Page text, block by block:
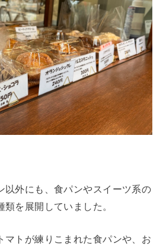
以外にも、食パンやスイーツ系の
を展開していました。
マトが練りこまれた食パンや、お